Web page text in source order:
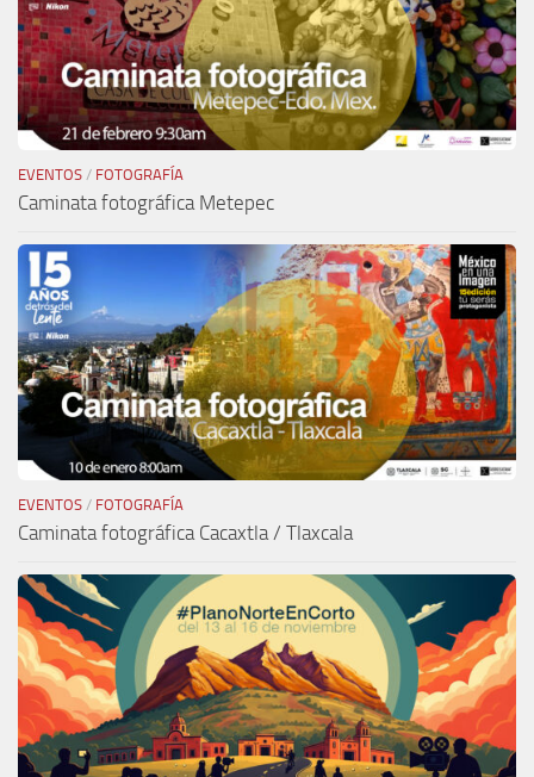
EVENTOS / FOTOGRAFÍA
Caminata fotográfica Metepec
EVENTOS / FOTOGRAFÍA
Caminata fotográfica Cacaxtla / Tlaxcala